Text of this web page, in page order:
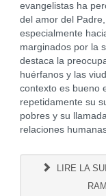
evangelistas ha
del amor del
especialmente
marginados por la
destaca la
huérfanos y las
contexto es bueno
repetidamente su
pobres y su
relaciones
LIRE LA